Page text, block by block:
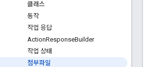
클래스
동작
작업 응답
ActionResponseBuilder
작업 상태
첨부파일